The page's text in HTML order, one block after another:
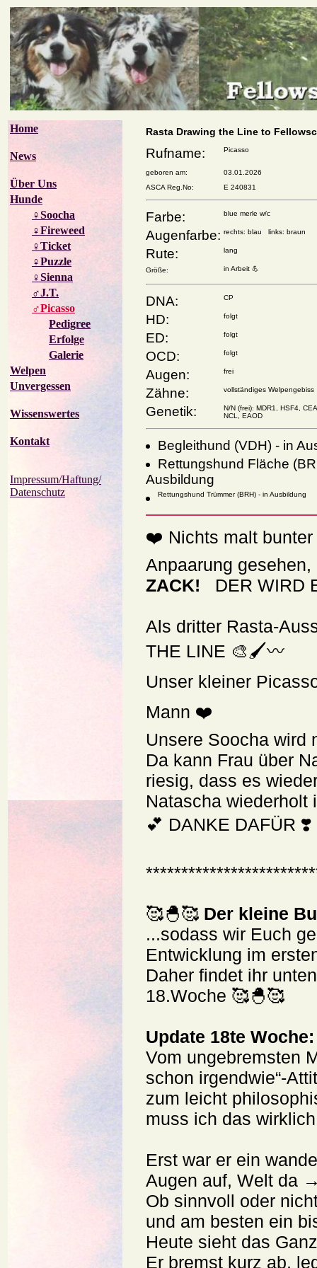
Home
News
Über Uns
Hunde
♀Soocha
♀Fireweed
♀Ticket
♀Puzzle
♀Sienna
♂J.T.
♂Picasso
Pedigree
Erfolge
Galerie
Welpen
Unvergessen
Wissenswertes
Kontakt
Impressum/Haftung/
Datenschutz
Rasta Drawing the Line to
Rufname: Picasso
geboren am:
03.01.2026
ASCA Reg.No:
E 240831
Farbe: blue merle w/c
Augenfarbe: rechts: blau links: braun
Rute: lang
Größe: in Arbeit 💪
DNA: CP
HD: folgt
ED: folgt
OCD: folgt
Augen: frei
Zähne: vollständiges Welpengebiss
Genetik:
N/N (frei): MDR1, HSF4,
NCL, EAOD
Begleithund (VDH) - in
Rettungshund Fläche
Ausbildung
Rettungshund Trümmer (BRH) - in Ausbildung
❤️ Nichts malt
Anpaarung
ZACK! DER WIRD
Als dritter Rasta-
THE LINE 🎨🖌️〰️
Unser kleiner
Mann ❤️
Unsere Soocha wird
Da kann Frau über
riesig, dass es
Natascha wiederholt
💕 DANKE DAFÜR ❣️
🥰🐣🥰 Der kleine
...sodass wir Euch
Entwicklung im
Daher findet ihr
18.Woche 🥰🐣🥰
Update 18te Woche:
Vom ungebremsten
schon irgendwie“-
zum leicht
muss ich das
Erst war er ein
Augen auf, Welt da
Ob sinnvoll oder
und am besten ein
Heute sieht das
Er bremst kurz ab,